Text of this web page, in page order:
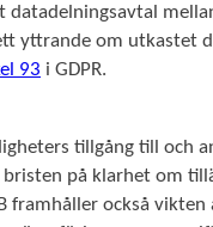
yttrande om
93 i GDPR.
tillgång till och
på klarhet om
också